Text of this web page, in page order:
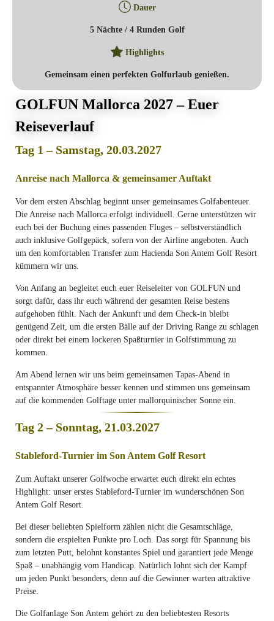
Dauer
5 Nächte / 4 Runden Golf
Highlights
Gemeinsam einen perfekten Golfurlaub genießen.
GOLFUN Mallorca 2027 – Euer
Reiseverlauf
Tag 1 – Samstag, 20.03.2027
Anreise nach Mallorca & gemeinsamer Auftakt
Vor dem ersten Abschlag beginnt unser gemeinsames Golfabenteuer.
Die Anreise nach Mallorca erfolgt individuell. Gerne unterstützen wir
euch bei der Buchung eines passenden Fluges – selbstverständlich
auch inklusive Golfgepäck, sofern von der Airline angeboten. Auch
um den komfortablen Transfer zum Hacienda Son Antem Golf Resort
kümmern wir uns.
Von Anfang an begleitet euch euer Reiseleiter von GOLFUN und
sorgt dafür, dass ihr euch während der gesamten Reise bestens
aufgehoben fühlt. Nach der Ankunft und dem Check-in bleibt
genügend Zeit, um die ersten Bälle auf der Driving Range zu schlagen
oder direkt bei einem lockeren Spaßturnier in Golfstimmung zu
kommen.
Am Abend lernen wir uns beim gemeinsamen Tapas-Abend in
entspannter Atmosphäre besser kennen und stimmen uns gemeinsam
auf die kommenden Golftage unter mallorquinischer Sonne ein.
Tag 2 – Sonntag, 21.03.2027
Stableford-Turnier im Son Antem Golf Resort
Zum Auftakt unserer Golfwoche erwartet euch direkt ein echtes
Highlight: unser erstes Stableford-Turnier im wunderschönen Son
Antem Golf Resort.
Bei dieser beliebten Spielform zählen nicht die Gesamtschläge,
sondern die erspielten Punkte pro Loch. Das sorgt für Spannung bis
zum letzten Putt, belohnt konstantes Spiel und garantiert jede Menge
Spaß – unabhängig vom Handicap. Natürlich lohnt sich der Kampf
um jeden Punkt besonders, denn auf die Gewinner warten attraktive
Preise.
Die Golfanlage Son Antem gehört zu den beliebtesten Resorts